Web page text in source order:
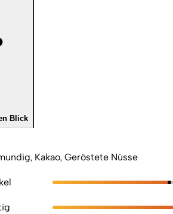
Blick
Kakao, Geröstete Nüsse